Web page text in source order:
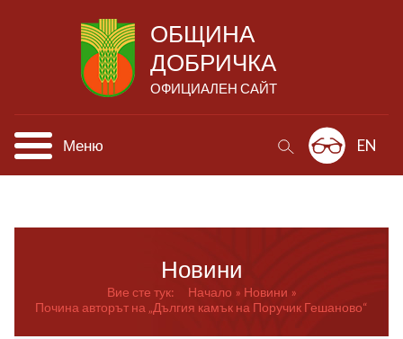
ОБЩИНА
ДОБРИЧКА
ОФИЦИАЛЕН САЙТ
Меню EN
Новини
Вие сте тук: Начало
Новини
Почина авторът на „Дългия камък на Поручик Гешаново“